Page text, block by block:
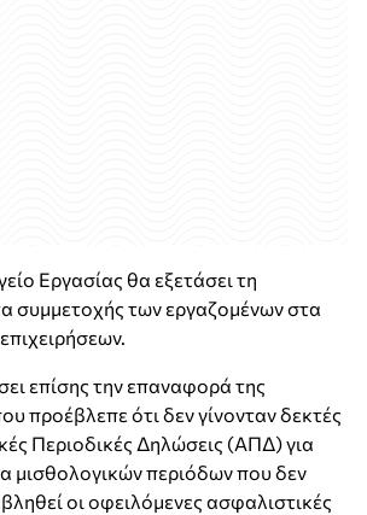
Εργασίας θα εξετάσει τη
συμμετοχής των εργαζομένων στα
επίσης την επαναφορά της
προέβλεπε ότι δεν γίνονταν δεκτές
Περιοδικές Δηλώσεις (ΑΠΔ) για
μισθολογικών περιόδων που δεν
οι οφειλόμενες ασφαλιστικές